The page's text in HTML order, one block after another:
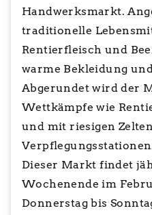
Handwerksmarkt.
traditionelle
Rentierfleisch und
warme Bekleidung
Abgerundet wird der
Wettkämpfe wie
und mit riesigen
Dieser Markt findet
Wochenende im
Donnerstag bis